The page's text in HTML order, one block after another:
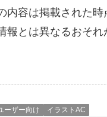
内容は掲載された時
報とは異なるおそれ
ーザー向け
イラストAC